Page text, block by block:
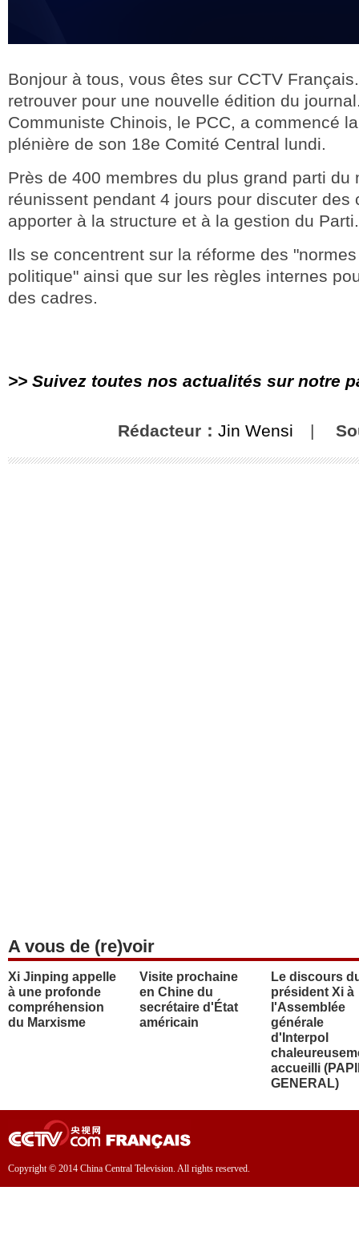
Bonjour à tous, vous êtes sur CCTV
retrouver pour une nouvelle édition du
Communiste Chinois, le PCC, a commencé
plénière de son 18e Comité Central lundi.
Près de 400 membres du plus grand parti du
réunissent pendant 4 jours pour discuter des
apporter à la structure et à la gestion du Parti.
Ils se concentrent sur la réforme des
politique" ainsi que sur les règles internes
des cadres.
>> Suivez toutes nos actualités sur notre
Rédacteur： Jin Wensi |
A vous de (re)voir
Xi Jinping appelle
à une profonde
compréhension
du Marxisme
Visite prochaine
en Chine du
secrétaire d'État
américain
Le discours
président Xi à
l'Assemblée
générale
d'Interpol
accueilli
GENERAL)
Copyright © 2014 China Central Television. All rights reserved.